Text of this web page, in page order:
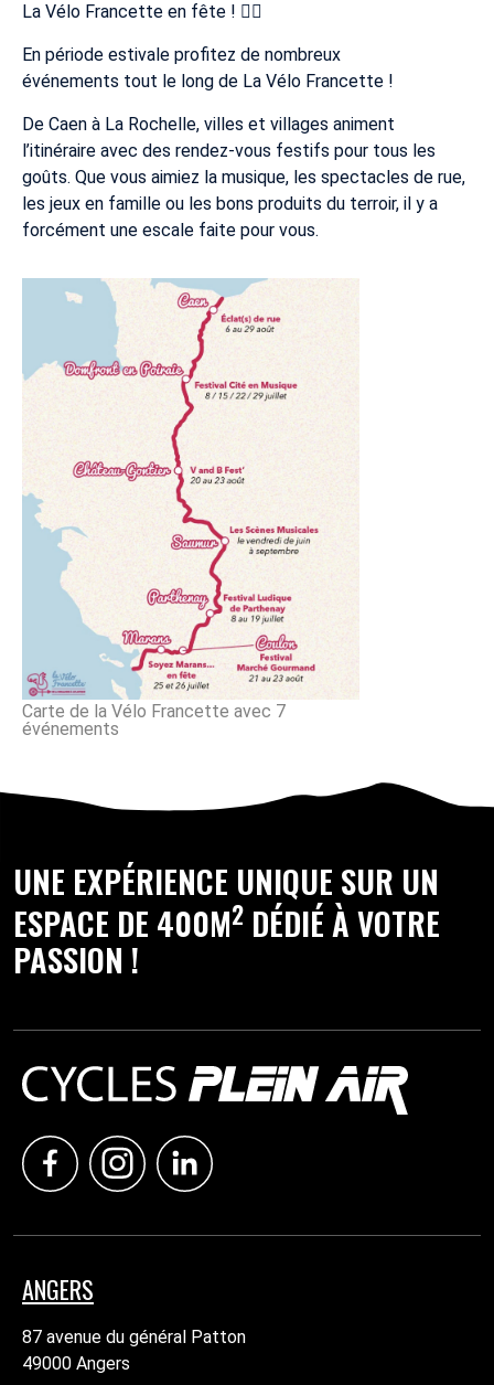
La Vélo Francette en fête ! 🚴‍♂️
En période estivale profitez de nombreux
événements tout le long de La Vélo Francette !
De Caen à La Rochelle, villes et villages animent
l’itinéraire avec des rendez-vous festifs pour tous les
goûts. Que vous aimiez la musique, les spectacles de rue,
les jeux en famille ou les bons produits du terroir, il y a
forcément une escale faite pour vous.
Carte de la Vélo Francette avec 7
événements
UNE EXPÉRIENCE UNIQUE SUR UN
ESPACE DE 400M2 DÉDIÉ À VOTRE
PASSION !
ANGERS
87 avenue du général Patton
49000 Angers